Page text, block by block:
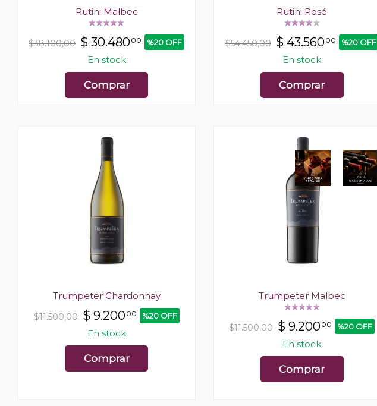
Rutini Malbec
$38.100,00 $30.48000 %20 OFF
En stock
Comprar
Rutini Rosé
$54.450,00 $ 43.56000 %20 OFF
En stock
Comprar
Trumpeter Chardonnay
$11.500,00 $ 9.20000 %20 OFF
En stock
Comprar
Trumpeter Malbec
$11.500,00 $9.20000 %20 OFF
En stock
Comprar